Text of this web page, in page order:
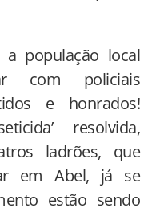
a população local
com policiais
e honrados!
resolvida,
ladrões, que
em Abel, já se
estão sendo